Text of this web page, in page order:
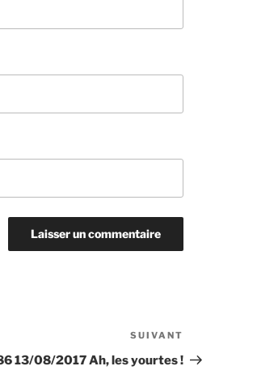
suivant
SUIVANT
13/08/2017 Ah, les yourtes !